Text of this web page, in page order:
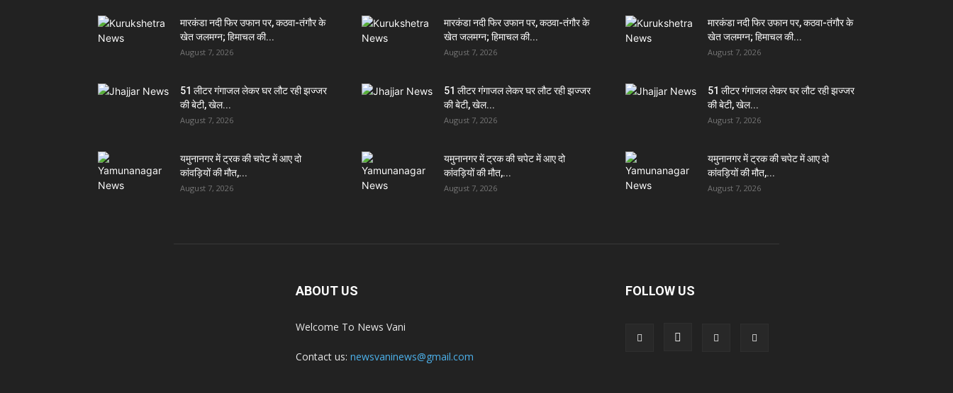
मारकंडा नदी फिर उफान पर, कठवा-तंगौर के
खेत जलमग्न; हिमाचल की...
August 7, 2026
51 लीटर गंगाजल लेकर घर लौट रही झज्जर
की बेटी, खेल...
August 7, 2026
यमुनानगर में ट्रक की चपेट में आए दो
कांवड़ियों की मौत,...
August 7, 2026
मारकंडा नदी फिर उफान पर, कठवा-तंगौर के
खेत जलमग्न; हिमाचल की...
August 7, 2026
51 लीटर गंगाजल लेकर घर लौट रही झज्जर
की बेटी, खेल...
August 7, 2026
यमुनानगर में ट्रक की चपेट में आए दो
कांवड़ियों की मौत,...
August 7, 2026
मारकंडा नदी फिर उफान पर, कठवा-तंगौर के
खेत जलमग्न; हिमाचल की...
August 7, 2026
51 लीटर गंगाजल लेकर घर लौट रही झज्जर
की बेटी, खेल...
August 7, 2026
यमुनानगर में ट्रक की चपेट में आए दो
कांवड़ियों की मौत,...
August 7, 2026
ABOUT US
Welcome To News Vani
Contact us: newsvaninews@gmail.com
FOLLOW US